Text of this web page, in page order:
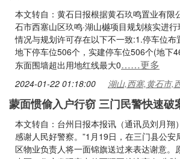
本文转自：黄石日报根据黄石玖鸣置业有限
石市西塞山区玖鸣·湖山樾项目规划核实进
情况与规划许可存在以下不一致:1.停车位
地下停车位506个，实建停车位506个(地下
东面围墙超出用地红线最大0……更多
2024-01-22 01:18:00 湖山,西塞,黄石市,
蒙面惯偷入户行窃 三门民警快速破
本文转自：台州日报本报讯（通讯员刘月翔
感谢人民好警察。”1月19日，在三门县公安
区物业负责人将一面锦旗送过来表达谢意。